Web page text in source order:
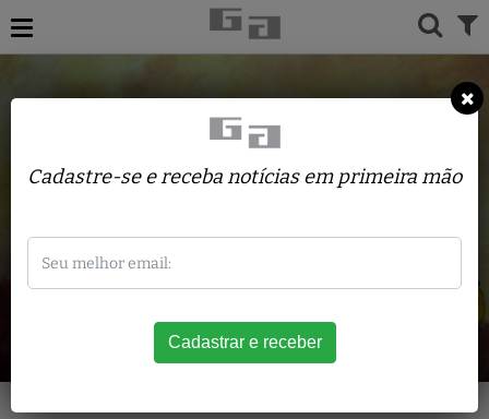
Acervo
Cadastre-se e receba notícias em primeira mão